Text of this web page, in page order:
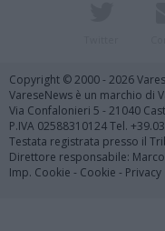
Copyright © 2000 - 2026
VareseNews è un marchio di
Via Confalonieri 5 - 21040
P.IVA 02588310124 Tel.
Testata registrata presso il
Direttore responsabile:
Imp. Cookie - Cookie - Privacy